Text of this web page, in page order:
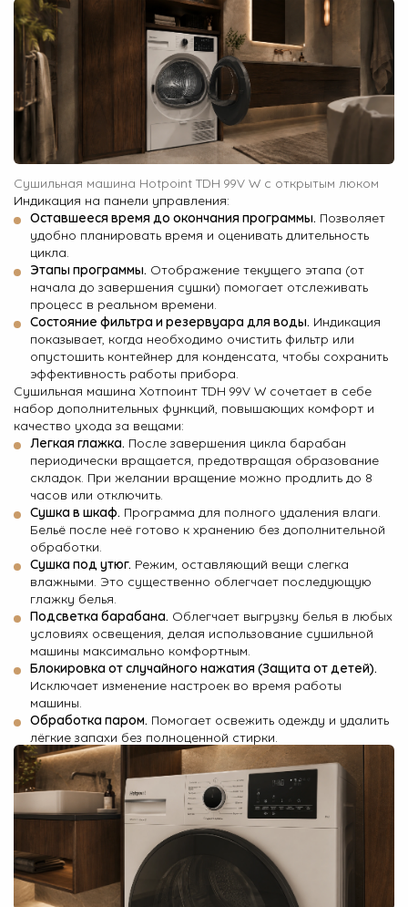
Сушильная машина Hotpoint TDH 99V W с открытым люком
Индикация на панели управления:
Оставшееся время до окончания программы. Позволяет
удобно планировать время и оценивать длительность
цикла.
Этапы программы. Отображение текущего этапа (от
начала до завершения сушки) помогает отслеживать
процесс в реальном времени.
Состояние фильтра и резервуара для воды. Индикация
показывает, когда необходимо очистить фильтр или
опустошить контейнер для конденсата, чтобы сохранить
эффективность работы прибора.
Сушильная машина Хотпоинт TDH 99V W сочетает в себе
набор дополнительных функций, повышающих комфорт и
качество ухода за вещами:
Легкая глажка. После завершения цикла барабан
периодически вращается, предотвращая образование
складок. При желании вращение можно продлить до 8
часов или отключить.
Сушка в шкаф. Программа для полного удаления влаги.
Бельё после неё готово к хранению без дополнительной
обработки.
Сушка под утюг. Режим, оставляющий вещи слегка
влажными. Это существенно облегчает последующую
глажку белья.
Подсветка барабана. Облегчает выгрузку белья в любых
условиях освещения, делая использование сушильной
машины максимально комфортным.
Блокировка от случайного нажатия (Защита от детей).
Исключает изменение настроек во время работы
машины.
Обработка паром. Помогает освежить одежду и удалить
лёгкие запахи без полноценной стирки.